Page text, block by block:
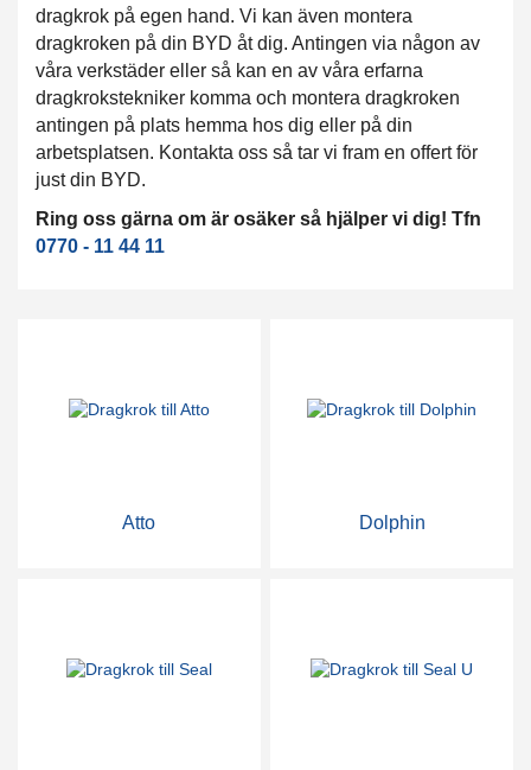
dragkrok på egen hand. Vi kan även montera
dragkroken på din BYD åt dig. Antingen via någon av
våra verkstäder eller så kan en av våra erfarna
dragkrokstekniker komma och montera dragkroken
antingen på plats hemma hos dig eller på din
arbetsplatsen. Kontakta oss så tar vi fram en offert för
just din BYD.
Ring oss gärna om är osäker så hjälper vi dig! Tfn
0770 - 11 44 11
Atto Dolphin